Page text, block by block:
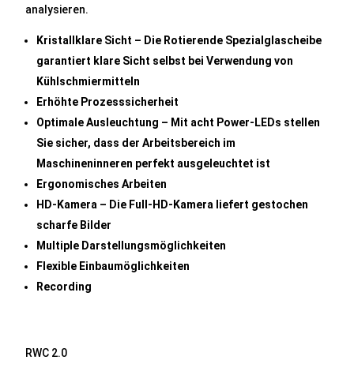
analysieren.
Kristallklare Sicht – Die Rotierende Spezialglascheibe
garantiert klare Sicht selbst bei Verwendung von
Kühlschmiermitteln
Erhöhte Prozesssicherheit
Optimale Ausleuchtung – Mit acht Power-LEDs stellen
Sie sicher, dass der Arbeitsbereich im
Maschineninneren perfekt ausgeleuchtet ist
Ergonomisches Arbeiten
HD-Kamera – Die Full-HD-Kamera liefert gestochen
scharfe Bilder
Multiple Darstellungsmöglichkeiten
Flexible Einbaumöglichkeiten
Recording
RWC 2.0